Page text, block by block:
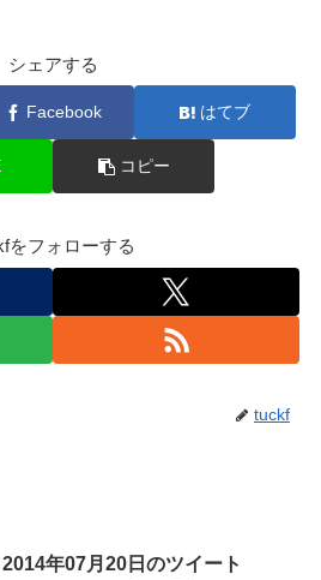
シェアする
Facebook はてブ
コピー
をフォローする
tuckf
2014年07月20日のツイート